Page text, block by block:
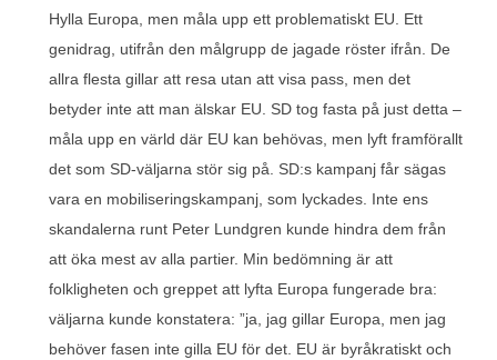
Hylla Europa, men måla upp ett problematiskt EU. Ett
genidrag, utifrån den målgrupp de jagade röster ifrån. De
allra flesta gillar att resa utan att visa pass, men det
betyder inte att man älskar EU. SD tog fasta på just detta –
måla upp en värld där EU kan behövas, men lyft framförallt
det som SD-väljarna stör sig på. SD:s kampanj får sägas
vara en mobiliseringskampanj, som lyckades. Inte ens
skandalerna runt Peter Lundgren kunde hindra dem från
att öka mest av alla partier. Min bedömning är att
folkligheten och greppet att lyfta Europa fungerade bra:
väljarna kunde konstatera: ”ja, jag gillar Europa, men jag
behöver fasen inte gilla EU för det. EU är byråkratiskt och